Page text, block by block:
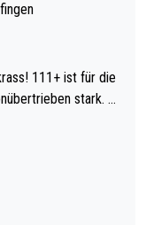
die
stark. U